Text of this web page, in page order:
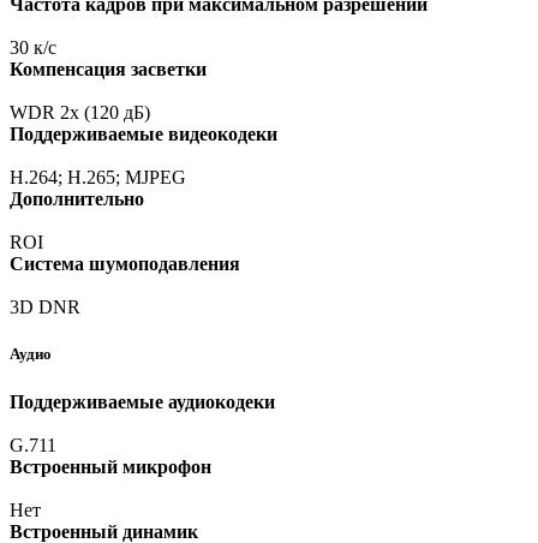
Частота кадров при максимальном разрешении
30 к/с
Компенсация засветки
WDR 2x (120 дБ)
Поддерживаемые видеокодеки
H.264; H.265; MJPEG
Дополнительно
ROI
Система шумоподавления
3D DNR
Аудио
Поддерживаемые аудиокодеки
G.711
Встроенный микрофон
Нет
Встроенный динамик